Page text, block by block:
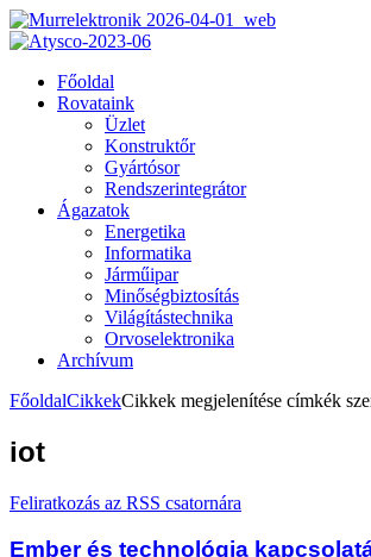
Főoldal
Rovataink
Üzlet
Konstruktőr
Gyártósor
Rendszerintegrátor
Ágazatok
Energetika
Informatika
Járműipar
Minőségbiztosítás
Világítástechnika
Orvoselektronika
Archívum
FőoldalCikkekCikkek megjelenítése címkék
iot
Feliratkozás az RSS csatornára
Ember és technológia